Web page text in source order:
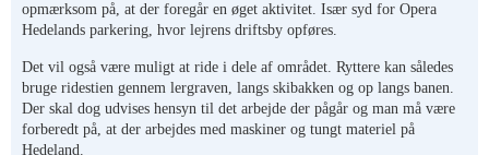
opmærksom på, at der foregår en øget aktivitet. Især syd for Opera
Hedelands parkering, hvor lejrens driftsby opføres.
Det vil også være muligt at ride i dele af området. Ryttere kan således
bruge ridestien gennem lergraven, langs skibakken og op langs banen.
Der skal dog udvises hensyn til det arbejde der pågår og man må være
forberedt på, at der arbejdes med maskiner og tungt materiel på
Hedeland.